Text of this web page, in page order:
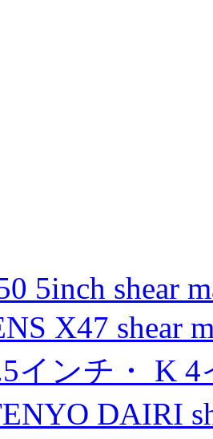
5inch shear
X47 shear
インチ・ K
DAIRI